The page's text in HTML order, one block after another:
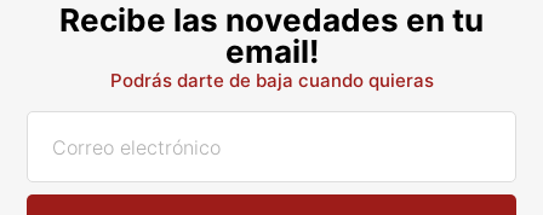
Recibe las novedades en tu
email!
Podrás darte de baja cuando quieras